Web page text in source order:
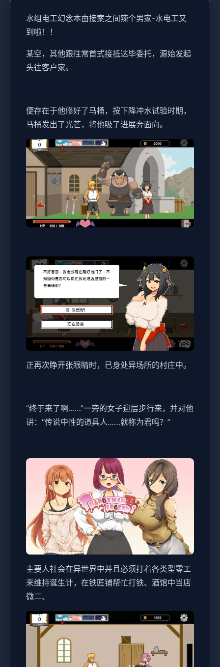
水组电工幻念本由接案之间辣个男家-水电工又
到啦！！
某空，其他跟往常首式接抵达毕委托，源始发起
头往客户家。
便存在于他修好了马桶，按下降冲水试验时期，
马桶发出了光芒，将他吸了进展奔面向。
正再次睁开张眼睛时，已身处异场所的村庄中。
“终于来了啊……”一旁的女子迎层步行来，并对他
讲：“传说中性的道具人……就称为君吗？”
主要人社会在异世界中并且必须打着各类型零工
来维持诞生计，在铁匠铺帮忙打铁、酒馆中当店
微二、